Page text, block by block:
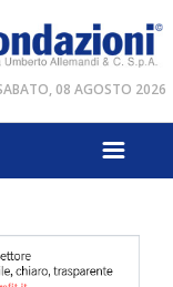
08 AGOSTO 2026